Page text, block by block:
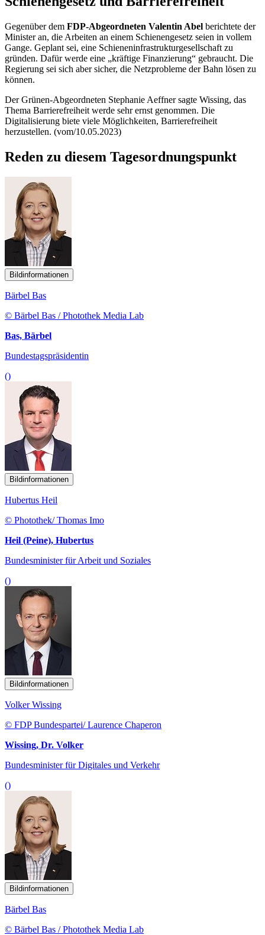
Gegenüber dem FDP-Abgeordneten Valentin Abel berichtete der
Minister an, die Arbeiten an einem Schienengesetz seien in vollem
Gange. Geplant sei, eine Schieneninfrastrukturgesellschaft zu
gründen. Dafür werde eine „kräftige Finanzierung“ gebraucht. Die
Regierung sei sich aber sicher, die Netzprobleme der Bahn lösen zu
können.
Der Grünen-Abgeordneten Stephanie Aeffner sagte Wissing, das
Thema Barrierefreiheit werde sehr ernst genommen. Die
Digitalisierung biete viele Möglichkeiten, Barrierefreiheit
herzustellen. (vom/10.05.2023)
Reden zu diesem Tagesordnungspunkt
Bildinformationen
Bärbel Bas
© Bärbel Bas / Photothek Media Lab
Bas, Bärbel
Bundestagspräsidentin
()
Bildinformationen
Hubertus Heil
© Photothek/ Thomas Imo
Heil (Peine), Hubertus
Bundesminister für Arbeit und Soziales
()
Bildinformationen
Volker Wissing
© FDP Bundespartei/ Laurence Chaperon
Wissing, Dr. Volker
Bundesminister für Digitales und Verkehr
()
Bildinformationen
Bärbel Bas
© Bärbel Bas / Photothek Media Lab